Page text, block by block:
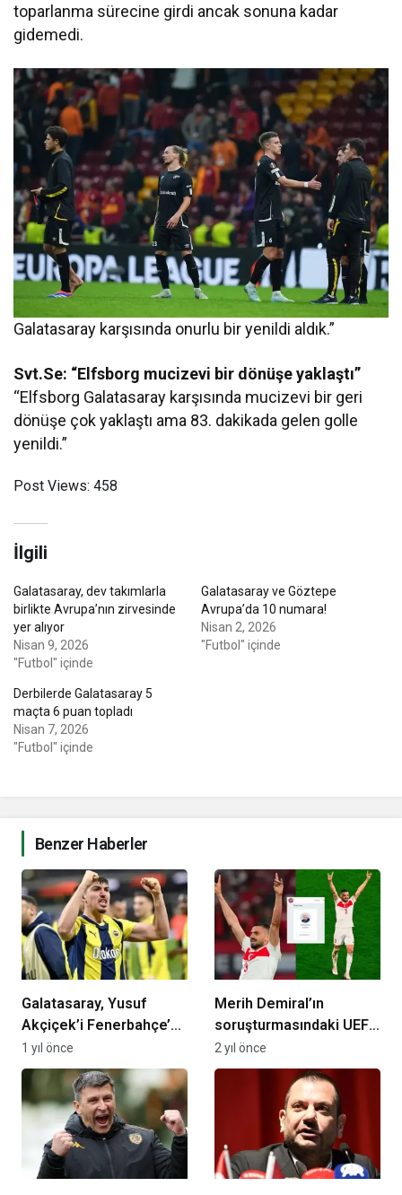
toparlanma sürecine girdi ancak sonuna kadar
gidemedi.
Galatasaray karşısında onurlu bir yenildi aldık.”
Svt.Se: “Elfsborg mucizevi bir dönüşe yaklaştı”
“Elfsborg Galatasaray karşısında mucizevi bir geri
dönüşe çok yaklaştı ama 83. dakikada gelen golle
yenildi.”
Post Views: 458
İlgili
Galatasaray, dev takımlarla
birlikte Avrupa’nın zirvesinde
yer alıyor
Nisan 9, 2026
"Futbol" içinde
Galatasaray ve Göztepe
Avrupa’da 10 numara!
Nisan 2, 2026
"Futbol" içinde
Derbilerde Galatasaray 5
maçta 6 puan topladı
Nisan 7, 2026
"Futbol" içinde
Benzer Haberler
Galatasaray, Yusuf
Akçiçek’i Fenerbahçe’ye
nasıl kaptırdı? Dönemin
altyapı sorumlusu
konuştu…
1 yıl önce
Merih Demiral’ın
soruşturmasındaki UEFA
komite başkanı tartışma
konusu oldu
2 yıl önce